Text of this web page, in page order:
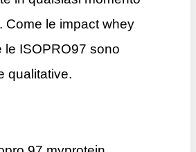
Come le impact whey
le ISOPRO97 sono
qualitative.